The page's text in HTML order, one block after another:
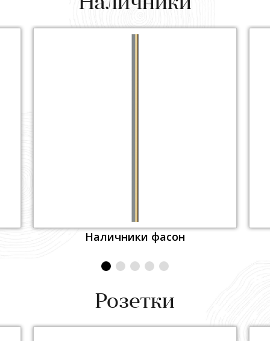
Наличники фасон
Розетки